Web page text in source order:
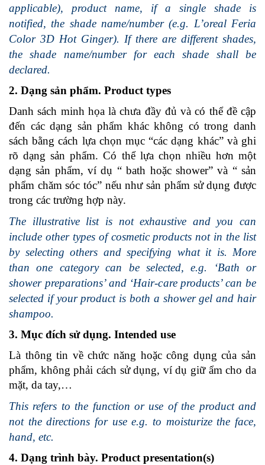
applicable), product name, if a single shade is
notified, the shade name/number (e.g. L’oreal Feria
Color 3D Hot Ginger). If there are different shades,
the shade name/number for each shade shall be
declared.
2. Dạng sản phẩm. Product types
Danh sách minh họa là chưa đầy đủ và có thể đề cập
đến các dạng sản phẩm khác không có trong danh
sách bằng cách lựa chọn mục “các dạng khác” và ghi
rõ dạng sản phẩm. Có thể lựa chọn nhiều hơn một
dạng sản phẩm, ví dụ “ bath hoặc shower” và “ sản
phẩm chăm sóc tóc” nếu như sản phẩm sử dụng được
trong các trường hợp này.
The illustrative list is not exhaustive and you can
include other types of cosmetic products not in the list
by selecting others and specifying what it is. More
than one category can be selected, e.g. ‘Bath or
shower preparations’ and ‘Hair-care products’ can be
selected if your product is both a shower gel and hair
shampoo.
3. Mục đích sử dụng. Intended use
Là thông tin về chức năng hoặc công dụng của sản
phẩm, không phải cách sử dụng, ví dụ giữ ẩm cho da
mặt, da tay,…
This refers to the function or use of the product and
not the directions for use e.g. to moisturize the face,
hand, etc.
4. Dạng trình bày. Product presentation(s)